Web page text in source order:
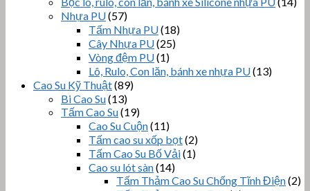
Nhựa PU(57)
Tấm Nhựa PU(18)
Cây Nhựa PU(25)
Vòng đệm PU(1)
Lô, Rulo, Con lăn, bánh xe nhựa PU(13)
Cao Su Kỹ Thuật(89)
Bi Cao Su(13)
Tấm Cao Su(19)
Cao Su Cuộn(11)
Tấm cao su xốp bọt(2)
Tấm Cao Su Bố Vải(1)
Cao su lót sàn(14)
Tấm Thảm Cao Su Chống Tĩnh Điện(2)